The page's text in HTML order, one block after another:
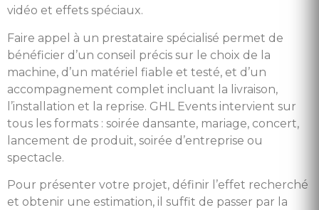
vidéo et effets spéciaux.
Faire appel à un prestataire spécialisé permet de
bénéficier d’un conseil précis sur le choix de la
machine, d’un matériel fiable et testé, et d’un
accompagnement complet incluant la livraison,
l’installation et la reprise. GHL Events intervient sur
tous les formats : soirée dansante, mariage, concert,
lancement de produit, soirée d’entreprise ou
spectacle.
Pour présenter votre projet, définir l’effet recherché
et obtenir une estimation, il suffit de passer par la